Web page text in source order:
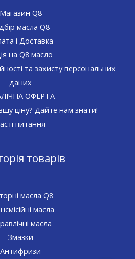
Магазин Q8
масла Q8
і Доставка
на Q8 масло
та захисту персональних
даних
ОФЕРТА
ціну? Дайте нам знати!
питання
товарів
масла Q8
масла
масла
Змазки
Антифризи